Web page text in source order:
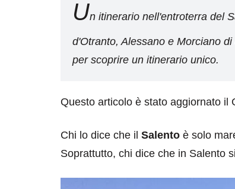
Un itinerario nell'entroterra del
d'Otranto, Alessano e Morciano
per scoprire un itinerario unico.
Questo articolo è stato aggiornato il
Chi lo dice che il Salento è solo
Soprattutto, chi dice che in Salento